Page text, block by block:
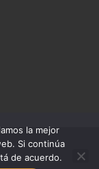
la mejor
Si continúa
de acuerdo.